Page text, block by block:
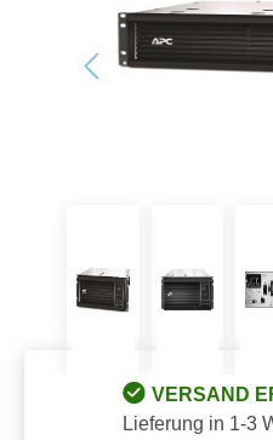
VERSAND
Lieferung in 1-3